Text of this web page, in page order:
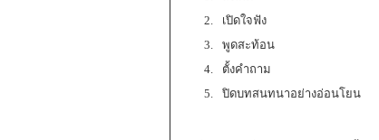
เปิดใจฟัง
พูดสะท้อน
ตั้งคำถาม
ปิดบทสนทนาอย่างอ่อนโยน